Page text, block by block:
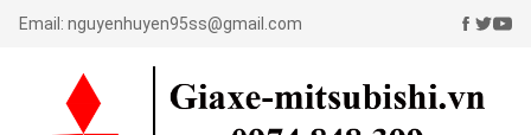
Email: nguyenhuyen95ss@gmail.com